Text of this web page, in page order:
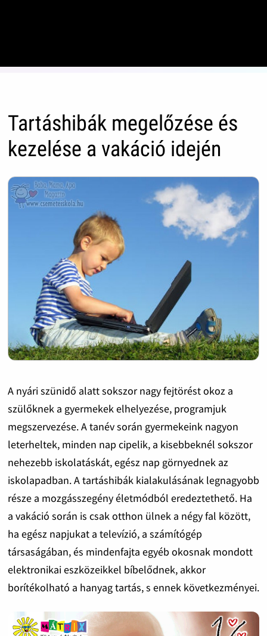
Tartáshibák megelőzése és
kezelése a vakáció idején
A nyári szünidő alatt sokszor nagy fejtörést okoz a
szülőknek a gyermekek elhelyezése, programjuk
megszervezése. A tanév során gyermekeink nagyon
leterheltek, minden nap cipelik, a kisebbeknél sokszor
nehezebb iskolatáskát, egész nap görnyednek az
iskolapadban. A tartáshibák kialakulásának legnagyobb
része a mozgásszegény életmódból eredeztethető. Ha
a vakáció során is csak otthon ülnek a négy fal között,
ha egész napjukat a televízió, a számítógép
társaságában, és mindenfajta egyéb okosnak mondott
elektronikai eszközeikkel bíbelődnek, akkor
borítékolható a hanyag tartás, s ennek következményei.